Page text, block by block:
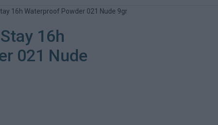
16h Waterproof Powder 021 Nude 9gr
16h
021 Nude